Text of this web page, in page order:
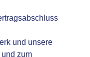
und unsere
zum